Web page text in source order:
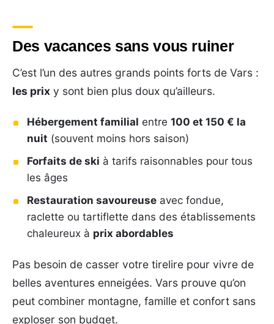
Des vacances sans vous ruiner
C’est l’un des autres grands points forts de Vars :
les prix y sont bien plus doux qu’ailleurs.
Hébergement familial entre 100 et 150 € la
nuit (souvent moins hors saison)
Forfaits de ski à tarifs raisonnables pour tous
les âges
Restauration savoureuse avec fondue,
raclette ou tartiflette dans des établissements
chaleureux à prix abordables
Pas besoin de casser votre tirelire pour vivre de
belles aventures enneigées. Vars prouve qu’on
peut combiner montagne, famille et confort sans
exploser son budget.